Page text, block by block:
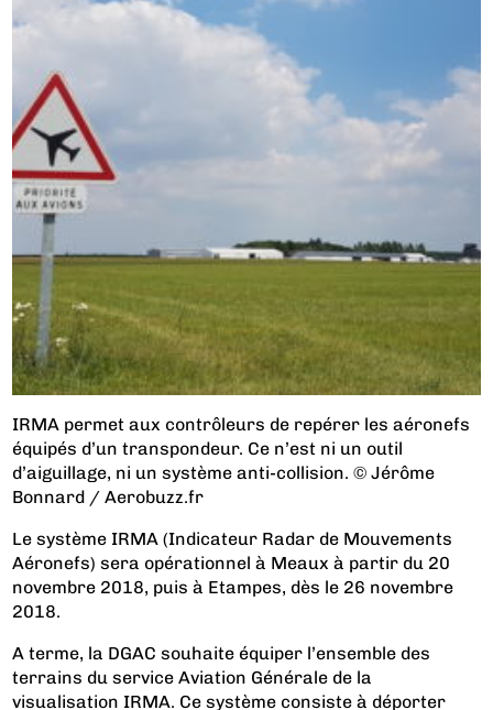
IRMA permet aux contrôleurs de repérer les aéronefs
équipés d’un transpondeur. Ce n’est ni un outil
d’aiguillage, ni un système anti-collision. © Jérôme
Bonnard / Aerobuzz.fr
Le système IRMA (Indicateur Radar de Mouvements
Aéronefs) sera opérationnel à Meaux à partir du 20
novembre 2018, puis à Etampes, dès le 26 novembre
2018.
A terme, la DGAC souhaite équiper l’ensemble des
terrains du service Aviation Générale de la
visualisation IRMA. Ce système consiste à déporter